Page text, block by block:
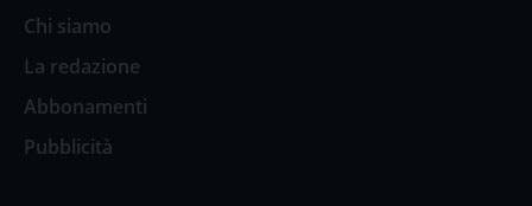
Chi siamo
La redazione
Abbonamenti
Pubblicità